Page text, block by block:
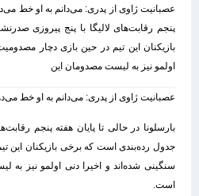
عصبانیت ژاوی از پدری: می‌دانم به او خط
پنجم رقابت‌های لالیگا با پنج پیروزی
بازیکنان این تیم در حین بازی دچار
اولمو نیز به لیست مصدومان این
عصبانیت ژاوی از پدری: می‌دانم به او خط
بارسلونا در حالی تا پایان هفته پنجم
جدول رده‌بندی است که برخی بازیکنان این
سنگینی شده‌اند و اخیرا دنی اولمو نیز به
است.